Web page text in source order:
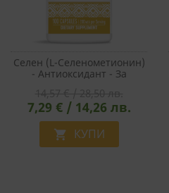
Селен (L-Селенометионин)
- Антиоксидант - За
Mcg, 100 Капсули
7,29 € / 14,26 лв.
 КУПИ